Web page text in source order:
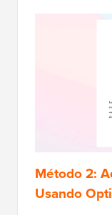
Método 2:
Usando